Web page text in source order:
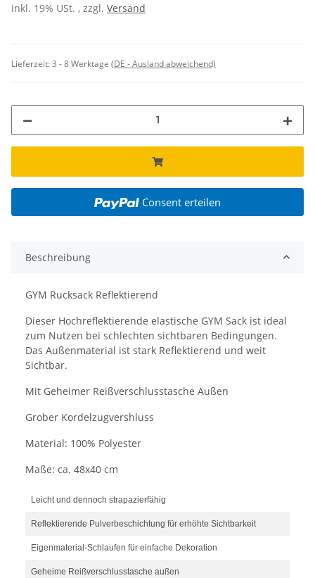
inkl. 19% USt. , zzgl. Versand
Lieferzeit:3 - 8 Werktage (DE - Ausland abweichend)
Consent erteilen
Beschreibung
GYM Rucksack Reflektierend
Dieser Hochreflektierende elastische GYM Sack ist ideal
zum Nutzen bei schlechten sichtbaren Bedingungen.
Das Außenmaterial ist stark Reflektierend und weit
Sichtbar.
Mit Geheimer Reißverschlusstasche Außen
Grober Kordelzugvershluss
Material: 100% Polyester
Maße: ca. 48x40 cm
Leicht und dennoch strapazierfähig
Reflektierende Pulverbeschichtung für erhöhte Sichtbarkeit
Eigenmaterial-Schlaufen für einfache Dekoration
Geheime Reißverschlusstasche außen